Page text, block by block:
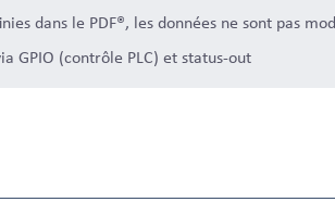
dans le PDF®, les données ne sont pas
GPIO (contrôle PLC) et status-out